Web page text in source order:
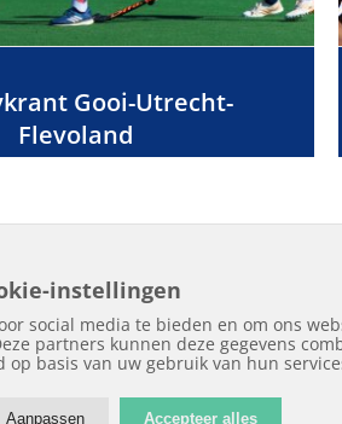
Gooi-Utrecht-
Flevoland
Adverteren Contact Nieuws
instellingen
social media te bieden en om ons
partners kunnen deze gegevens
op basis van uw gebruik van hun
Aanpassen Accepteer alles